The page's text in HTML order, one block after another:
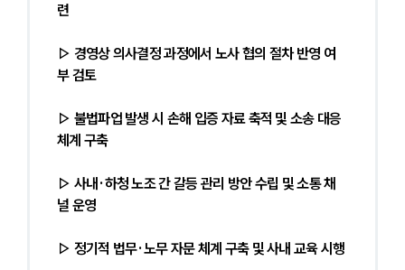
련
▷ 경영상 의사결정 과정에서 노사 협의 절차 반영 여
부 검토
▷ 불법파업 발생 시 손해 입증 자료 축적 및 소송 대응
체계 구축
▷ 사내·하청 노조 간 갈등 관리 방안 수립 및 소통 채
널 운영
▷ 정기적 법무·노무 자문 체계 구축 및 사내 교육 시행